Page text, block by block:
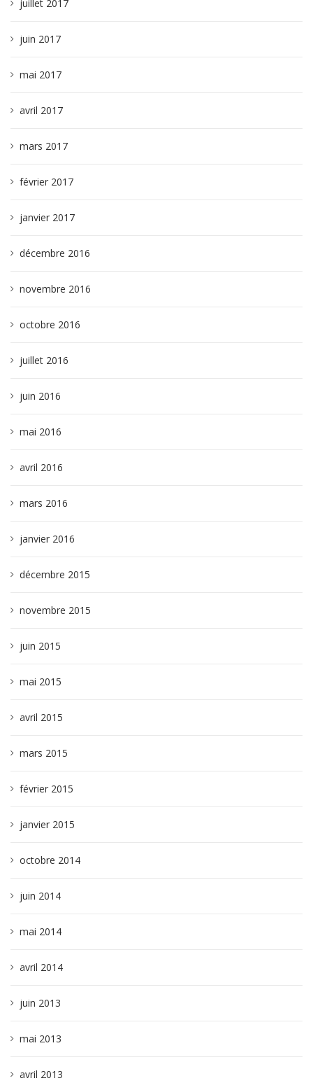
juillet 2017
juin 2017
mai 2017
avril 2017
mars 2017
février 2017
janvier 2017
décembre 2016
novembre 2016
octobre 2016
juillet 2016
juin 2016
mai 2016
avril 2016
mars 2016
janvier 2016
décembre 2015
novembre 2015
juin 2015
mai 2015
avril 2015
mars 2015
février 2015
janvier 2015
octobre 2014
juin 2014
mai 2014
avril 2014
juin 2013
mai 2013
avril 2013